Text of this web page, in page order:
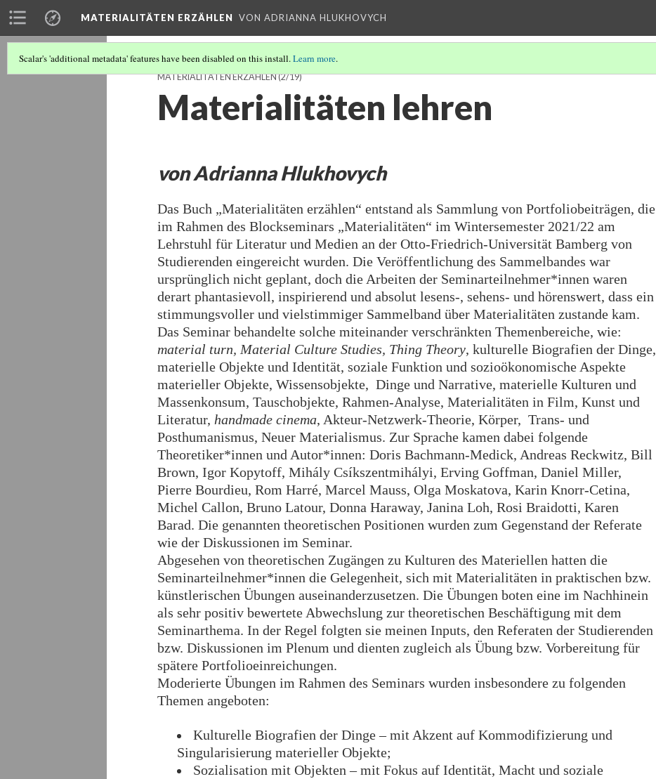
MATERIALITÄTEN ERZÄHLEN VON ADRIANNA HLUKHOVYCH
Scalar's 'additional metadata' features have been disabled on this install.Learn more.
MATERIALITÄTEN ERZÄHLEN(2/19)
Materialitäten lehren
von Adrianna Hlukhovych
Das Buch „Materialitäten erzählen“ entstand als Sammlung von Portfoliobeiträgen, die
im Rahmen des Blockseminars „Materialitäten“ im Wintersemester 2021/22 am
Lehrstuhl für Literatur und Medien an der Otto-Friedrich-Universität Bamberg von
Studierenden eingereicht wurden. Die Veröffentlichung des Sammelbandes war
ursprünglich nicht geplant, doch die Arbeiten der Seminarteilnehmer*innen waren
derart phantasievoll, inspirierend und absolut lesens-, sehens- und hörenswert, dass ein
stimmungsvoller und vielstimmiger Sammelband über Materialitäten zustande kam.
Das Seminar behandelte solche miteinander verschränkten Themenbereiche, wie:
material turn, Material Culture Studies, Thing Theory, kulturelle Biografien der Dinge,
materielle Objekte und Identität, soziale Funktion und sozioökonomische Aspekte
materieller Objekte, Wissensobjekte, Dinge und Narrative, materielle Kulturen und
Massenkonsum, Tauschobjekte, Rahmen-Analyse, Materialitäten in Film, Kunst und
Literatur, handmade cinema, Akteur-Netzwerk-Theorie, Körper, Trans- und
Posthumanismus, Neuer Materialismus. Zur Sprache kamen dabei folgende
Theoretiker*innen und Autor*innen: Doris Bachmann-Medick, Andreas Reckwitz, Bill
Brown, Igor Kopytoff, Mihály Csíkszentmihályi, Erving Goffman, Daniel Miller,
Pierre Bourdieu, Rom Harré, Marcel Mauss, Olga Moskatova, Karin Knorr-Cetina,
Michel Callon, Bruno Latour, Donna Haraway, Janina Loh, Rosi Braidotti, Karen
Barad. Die genannten theoretischen Positionen wurden zum Gegenstand der Referate
wie der Diskussionen im Seminar.
Abgesehen von theoretischen Zugängen zu Kulturen des Materiellen hatten die
Seminarteilnehmer*innen die Gelegenheit, sich mit Materialitäten in praktischen bzw.
künstlerischen Übungen auseinanderzusetzen. Die Übungen boten eine im Nachhinein
als sehr positiv bewertete Abwechslung zur theoretischen Beschäftigung mit dem
Seminarthema. In der Regel folgten sie meinen Inputs, den Referaten der Studierenden
bzw. Diskussionen im Plenum und dienten zugleich als Übung bzw. Vorbereitung für
spätere Portfolioeinreichungen.
Moderierte Übungen im Rahmen des Seminars wurden insbesondere zu folgenden
Themen angeboten:
Kulturelle Biografien der Dinge – mit Akzent auf Kommodifizierung und
Singularisierung materieller Objekte;
Sozialisation mit Objekten – mit Fokus auf Identität, Macht und soziale